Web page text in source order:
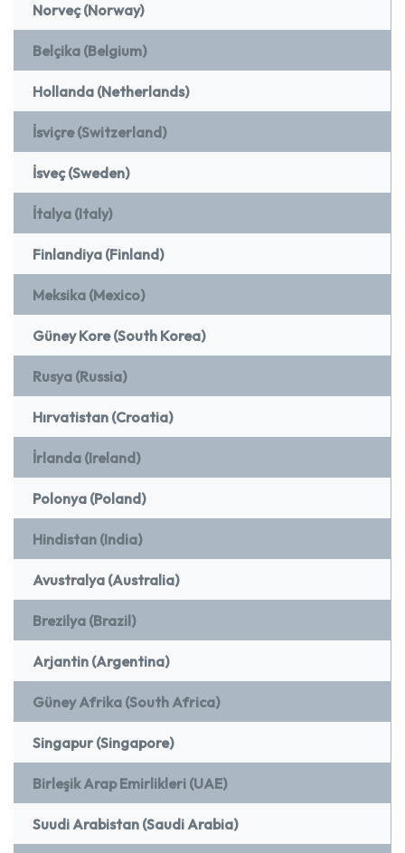
Norveç (Norway)
Belçika (Belgium)
Hollanda (Netherlands)
İsviçre (Switzerland)
İsveç (Sweden)
İtalya (Italy)
Finlandiya (Finland)
Meksika (Mexico)
Güney Kore (South Korea)
Rusya (Russia)
Hırvatistan (Croatia)
İrlanda (Ireland)
Polonya (Poland)
Hindistan (India)
Avustralya (Australia)
Brezilya (Brazil)
Arjantin (Argentina)
Güney Afrika (South Africa)
Singapur (Singapore)
Birleşik Arap Emirlikleri (UAE)
Suudi Arabistan (Saudi Arabia)